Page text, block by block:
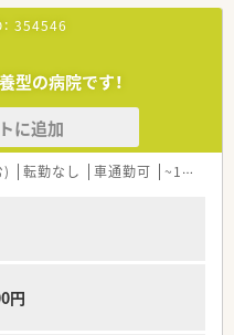
て】
目的としており、すぐにでも勤
募しています。
がある方も歓迎しており、年齢
応募を募っています。
の中で、効率よく協力し合って
ています。
対応しています。
テーションとも密に協力し、
を整えています。
る病院として、患者様一人ひと
を届けています。
354546
型の病院です！
に追加
転勤なし 車通勤可 ~18時までの職場
円